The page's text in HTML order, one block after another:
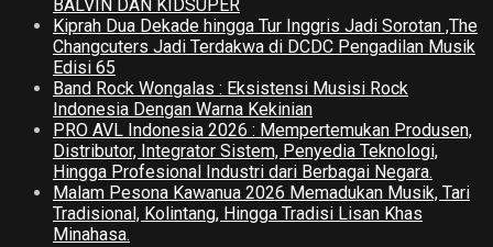
BALVIN DAN KIDSUPER
Kiprah Dua Dekade hingga Tur Inggris Jadi Sorotan ,The
Changcuters Jadi Terdakwa di DCDC Pengadilan Musik
Edisi 65
Band Rock Wongalas : Eksistensi Musisi Rock
Indonesia Dengan Warna Kekinian
PRO AVL Indonesia 2026 : Mempertemukan Produsen,
Distributor, Integrator Sistem, Penyedia Teknologi,
Hingga Profesional Industri dari Berbagai Negara.
Malam Pesona Kawanua 2026 Memadukan Musik, Tari
Tradisional, Kolintang, Hingga Tradisi Lisan Khas
Minahasa.